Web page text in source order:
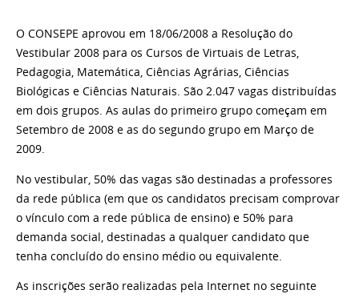
O CONSEPE aprovou em 18/06/2008 a Resolução do
Vestibular 2008 para os Cursos de Virtuais de Letras,
Pedagogia, Matemática, Ciências Agrárias, Ciências
Biológicas e Ciências Naturais. São 2.047 vagas distribuídas
em dois grupos. As aulas do primeiro grupo começam em
Setembro de 2008 e as do segundo grupo em Março de
2009.
No vestibular, 50% das vagas são destinadas a professores
da rede pública (em que os candidatos precisam comprovar
o vínculo com a rede pública de ensino) e 50% para
demanda social, destinadas a qualquer candidato que
tenha concluído do ensino médio ou equivalente.
As inscrições serão realizadas pela Internet no seguinte